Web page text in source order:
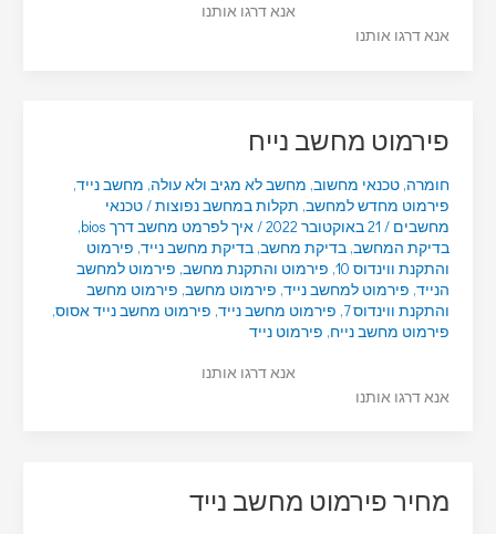
אנא דרגו אותנו
אנא דרגו אותנו
פירמוט מחשב נייח
חומרה, טכנאי מחשוב, מחשב לא מגיב ולא עולה, מחשב נייד,
פירמוט מחדש למחשב, תקלות במחשב נפוצות/טכנאי
מחשבים / 21 באוקטובר 2022 /איך לפרמט מחשב דרך bios
,
בדיקת המחשב, בדיקת מחשב, בדיקת מחשב נייד, פירמוט
והתקנת ווינדוס 10
, פירמוט והתקנת מחשב, פירמוט למחשב
הנייד, פירמוט למחשב נייד, פירמוט מחשב, פירמוט מחשב
והתקנת ווינדוס 7 , פירמוט מחשב נייד, פירמוט מחשב נייד אסוס,
פירמוט מחשב נייח, פירמוט נייד
אנא דרגו אותנו
אנא דרגו אותנו
מחיר פירמוט מחשב נייד